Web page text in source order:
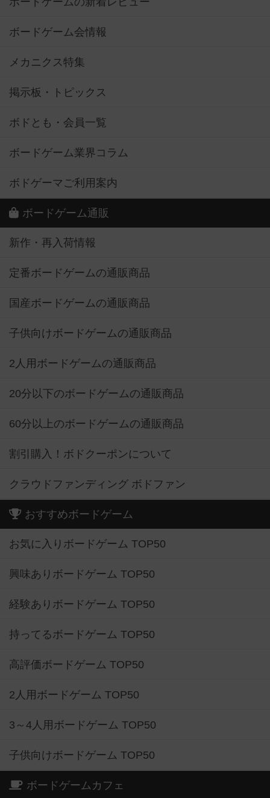
ボードゲーム会情報
メカニクス特集
掲示板・トピックス
ボドとも・会員一覧
ボードゲーム業界コラム
ボドゲーマご利用案内
ボードゲーム通販
新作・再入荷情報
定番ボードゲームの通販商品
国産ボードゲームの通販商品
子供向けボードゲームの通販商品
2人用ボードゲームの通販商品
20分以下のボードゲームの通販商品
60分以上のボードゲームの通販商品
割引購入！ボドクーポンについて
クラウドファンディング ボドファン
おすすめボードゲーム
お気に入りボードゲーム TOP50
興味ありボードゲーム TOP50
経験ありボードゲーム TOP50
持ってるボードゲーム TOP50
高評価ボードゲーム TOP50
2人用ボードゲーム TOP50
3～4人用ボードゲーム TOP50
子供向けボードゲーム TOP50
ボードゲームカフェ